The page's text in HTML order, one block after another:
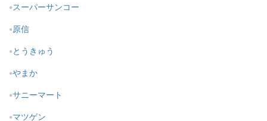
スーパーサンコー
原信
とうきゅう
やまか
サニーマート
マツゲン